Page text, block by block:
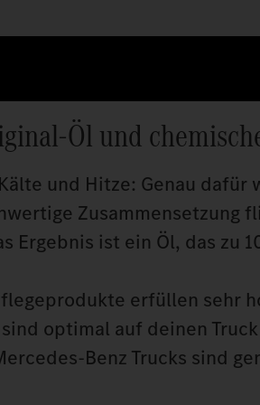
und
und Hitze: Genau dafür
Zusammensetzung
Ergebnis ist ein Öl, das zu
erfüllen sehr
optimal auf deinen
Trucks sind